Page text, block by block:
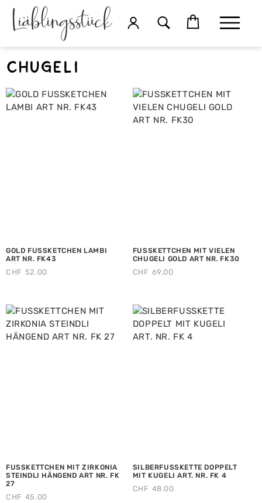
Chugeli
GOLD FUSSKETCHEN LAMBI
ART NR. FK43
CHF 52.00
FUSSKETTCHEN MIT VIELEN
CHUGELI GOLD ART NR. FK30
CHF 69.00
FUSSKETTCHEN MIT ZIRKONIA
STEINDLI HÄNGEND ART NR. FK
27
CHF 45.00
SILBERFUSSKETTE DOPPELT
MIT KUGELI ART. NR. FK 4
CHF 48.00